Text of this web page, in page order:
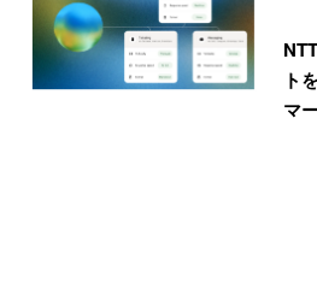
ト
マ